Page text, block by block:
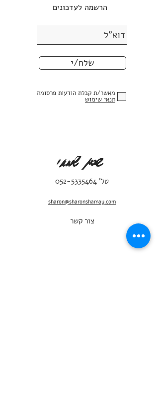
הרשמה לעדכונים
שלח/י
מאשר/ת קבלת הודעות פרסומת
תנאי שימוש
טל' 052-5335464
sharon@sharonshamay.com
צור קשר